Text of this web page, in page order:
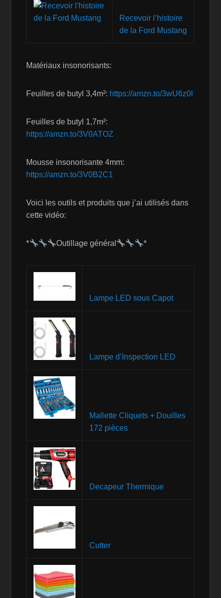
Recevoir l’histoire
de la Ford Mustang
Matériaux insonorisants:
Feuilles de butyl 3,4m²: https://amzn.to/3wU6z0I
Feuilles de butyl 1,7m²:
https://amzn.to/3V0ATOZ
Mousse insonorisante 4mm:
https://amzn.to/3V0B2C1
Voici les outils et produits que j’ai utilisés dans
cette vidéo:
* Outillage général *
Lampe LED sous Capot
Lampe d’Inspection LED
Mallette Cliquets + Douilles
172 pièces
Decapeur Thermique
Cutter